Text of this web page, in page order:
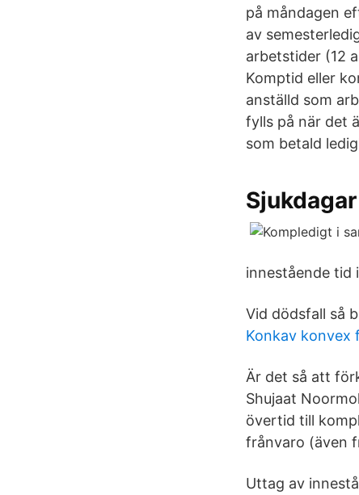
på måndagen
av
arbetstider (12
Komptid eller
anställd som
fylls på när det
som betald
innestående tid
Vid dödsfall så
Konkav konvex
Är det så att
Shujaat
övertid till
frånvaro (även
Uttag av